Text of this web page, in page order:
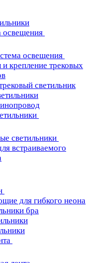
освещения
освещения
крепление трековых
светильник
светильники
встраиваемого
для гибкого неона
бра